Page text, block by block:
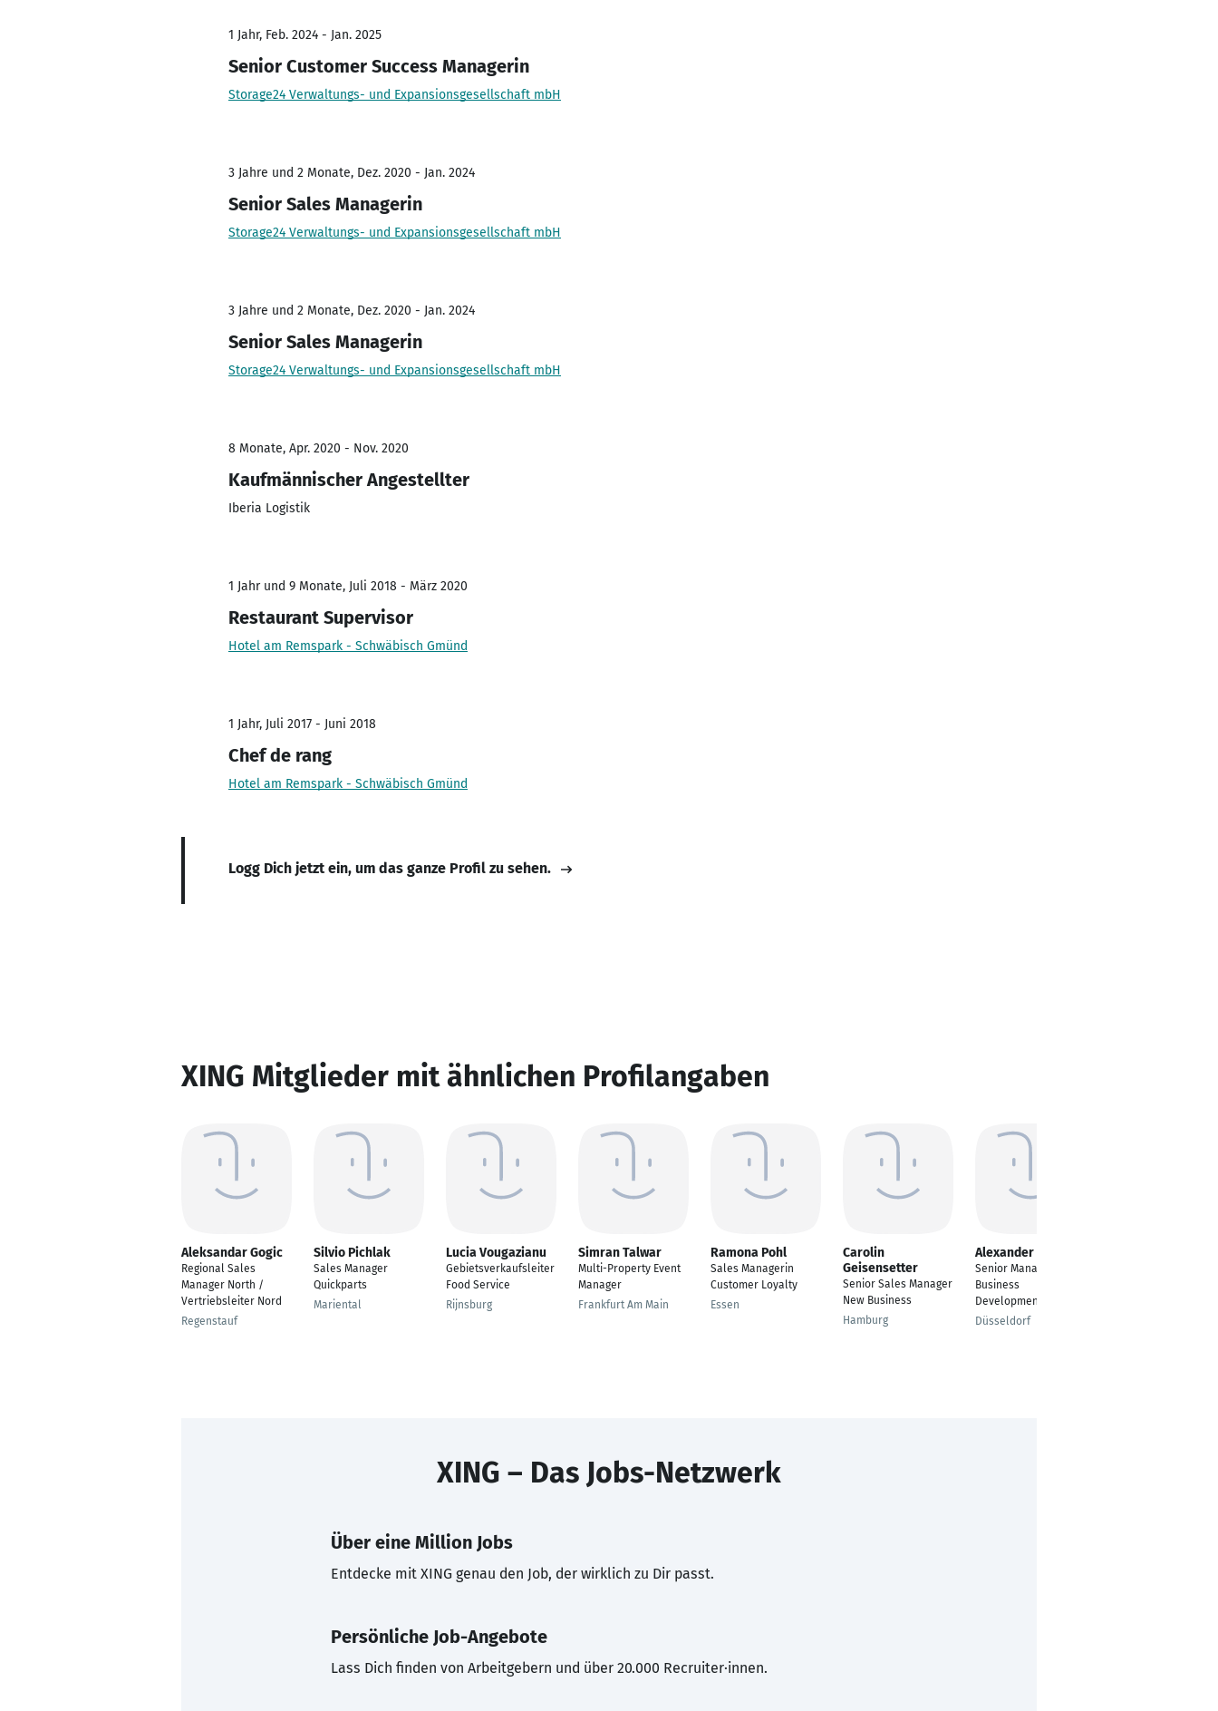
1 Jahr, Feb. 2024 - Jan. 2025
Senior Customer Success Managerin
Storage24 Verwaltungs- und Expansionsgesellschaft mbH
3 Jahre und 2 Monate, Dez. 2020 - Jan. 2024
Senior Sales Managerin
Storage24 Verwaltungs- und Expansionsgesellschaft mbH
3 Jahre und 2 Monate, Dez. 2020 - Jan. 2024
Senior Sales Managerin
Storage24 Verwaltungs- und Expansionsgesellschaft mbH
8 Monate, Apr. 2020 - Nov. 2020
Kaufmännischer Angestellter
Iberia Logistik
1 Jahr und 9 Monate, Juli 2018 - März 2020
Restaurant Supervisor
Hotel am Remspark - Schwäbisch Gmünd
1 Jahr, Juli 2017 - Juni 2018
Chef de rang
Hotel am Remspark - Schwäbisch Gmünd
Logg Dich jetzt ein, um das ganze Profil zu sehen.
XING Mitglieder mit ähnlichen Profilangaben
Aleksandar Gogic
Regional Sales
Manager North /
Vertriebsleiter Nord
Regenstauf
Silvio Pichlak
Sales Manager
Quickparts
Mariental
Lucia Vougazianu
Gebietsverkaufsleiter
Food Service
Rijnsburg
Simran Talwar
Multi-Property Event
Manager
Frankfurt Am Main
Ramona Pohl
Sales Managerin
Customer Loyalty
Essen
Carolin
Geisensetter
Senior Sales Manager
New Business
Hamburg
Alexander Ibele
Senior Manager
Business
Development
Düsseldorf
XING – Das Jobs-Netzwerk
Über eine Million Jobs
Entdecke mit XING genau den Job, der wirklich zu Dir passt.
Persönliche Job-Angebote
Lass Dich finden von Arbeitgebern und über 20.000 Recruiter·innen.